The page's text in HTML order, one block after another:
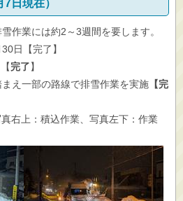
日現在）
作業には約2～3週間を要します。
日【完了 】
完了】
え一部の路線で排雪作業を実施 【完
真右上：積込作業、写真左下：作業